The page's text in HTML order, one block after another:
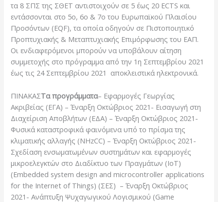
τα 8 ΣΠΣ της ΣΘΕΤ αντιστοιχούν σε 5 έως 20 ECTS και
εντάσσονται στο 5ο, 6ο & 7ο του Ευρωπαϊκού Πλαισίου
Προσόντων (EQF), τα οποία οδηγούν σε Πιστοποιητικό
Προπτυχιακής & Μεταπτυχιακής Επιμόρφωσης του ΕΑΠ.
Οι ενδιαφερόμενοι μπορούν να υποβάλουν αίτηση
συμμετοχής στο πρόγραμμα από την 1η Σεπτεμβρίου 2021
έως τις 24 Σεπτεμβρίου 2021 αποκλειστικά ηλεκτρονικά.
ΠΙΝΑΚΑΣΤα προγράμματα– Εφαρμογές Γεωργίας
Ακριβείας (ΕΓΑ) – Έναρξη Οκτώβριος 2021- Εισαγωγή στη
Διαχείριση Αποβλήτων (ΕΔΑ) – Έναρξη Οκτώβριος 2021-
Φυσικά καταστροφικά φαινόμενα υπό το πρίσμα της
κλιματικής αλλαγής (NHzCC) – Έναρξη Οκτώβριος 2021-
Σχεδίαση ενσωματωμένων συστημάτων και εφαρμογές
μικροελεγκτών στο Διαδίκτυο των Πραγμάτων (IoT)
(Embedded system design and microcontroller applications
for the Internet of Things) (ΣΕΣ) – Έναρξη Οκτώβριος
2021- Ανάπτυξη Ψυχαγωγικού Λογισμικού (Game